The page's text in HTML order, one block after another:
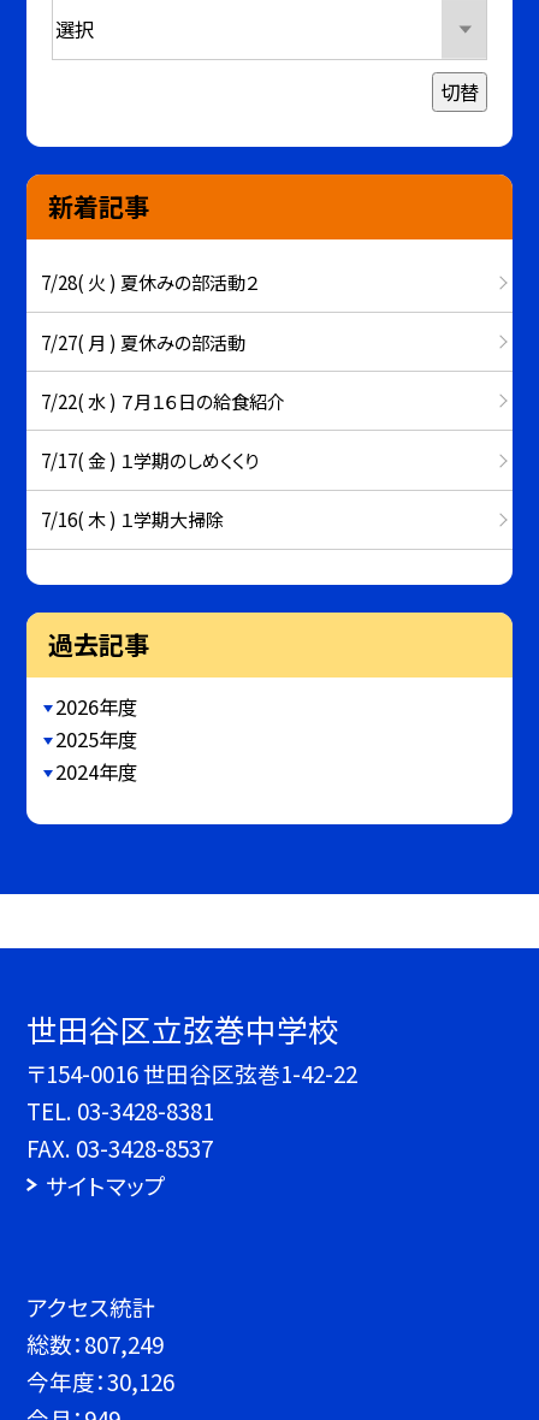
切替
新着記事
7/28( 火 ) 夏休みの部活動２
7/27( 月 ) 夏休みの部活動
7/22( 水 ) ７月１６日の給食紹介
7/17( 金 ) １学期のしめくくり
7/16( 木 ) １学期大掃除
過去記事
2026年度
2025年度
2024年度
世田谷区立弦巻中学校
〒154-0016 世田谷区弦巻1-42-22
TEL. 03-3428-8381
FAX. 03-3428-8537
サイトマップ
アクセス統計
総数：807,249
今年度：30,126